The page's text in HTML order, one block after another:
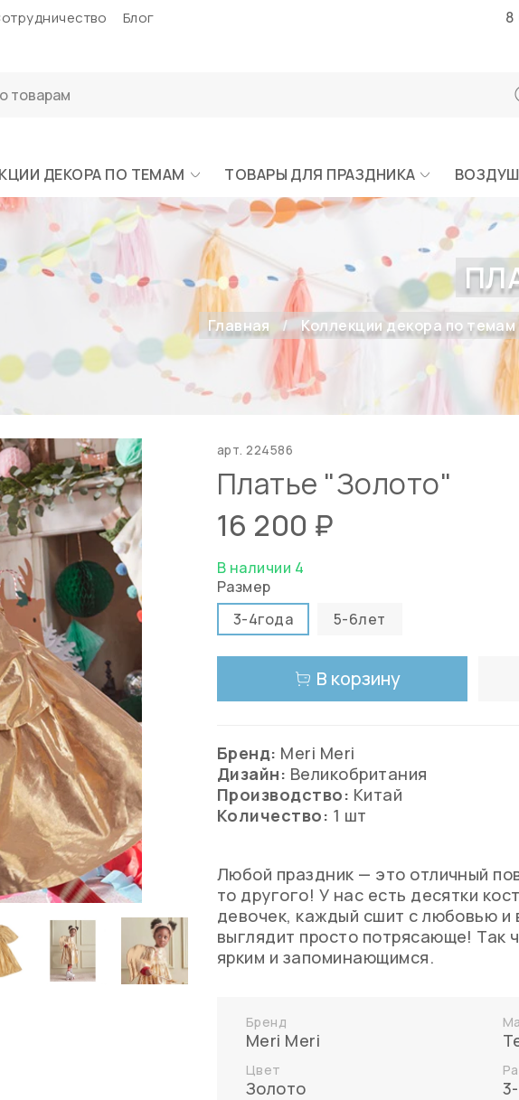
Блог 8
ДЕКОРА ПО ТЕМАМ ТОВАРЫ ДЛЯ ПРАЗДНИКА
Главная Коллекции декора по темам
арт.224586
Платье "Золото"
16 200 ₽
В наличии 4
Размер
3-4года
5-6лет
В корзину
Бренд: Meri Meri
Дизайн: Великобритания
Производство: Китай
Количество: 1 шт
Любой праздник — это отличный
то другого! У нас есть десятки
девочек, каждый сшит с любовью и
выглядит просто потрясающе! Так
ярким и запоминающимся.
Бренд
Meri Meri
Цвет
Золото